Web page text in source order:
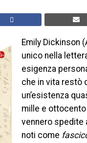
Emily Dickinson
unico nella
esigenza
che in vita restò
un’esistenza
mille e
vennero spedite
noti come